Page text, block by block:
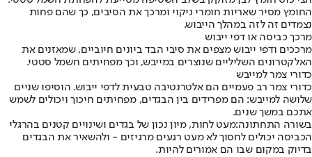
החומץ מסיר שאריות חומרי ניקוי ומרכך את הסיבים, כך שהם פחות
נצמדים זה לזה במהלך הייבוש.
מרכך כביסה או דפי ייבוש
מרככים ודפי ייבוש מצפים את סיבי הבד ביונים חיוביים, שמאזנים את
האלקטרונים השליליים שנוצרים במייבש, וכך מפחיתים חשמל סטטי.
כדורי צמר למייבש
כדורי צמר רב פעמיים הם אלטרנטיבה טבעית לדפי ייבוש. הוסיפו שניים
שלושה למייבש: הם מפרידים בין הבגדים, מפחיתים חיכוך ויכולים לשמש
אתכם במשך שנים.
בשורה התחתונה:מעט לחות, מיון נכון של בגדים ושינויים קטנים בהרגלי
הכביסה יכולים לחסוך לא מעט רגעים מרגיזים - ולהשאיר את הבגדים
בדיוק במקום שבו הם אמורים להיות.